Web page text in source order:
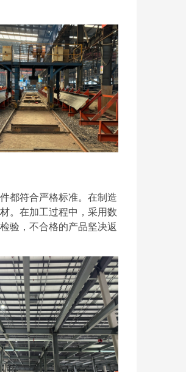
都符合严格标准。在制造
。在加工过程中，采用数
验，不合格的产品坚决返